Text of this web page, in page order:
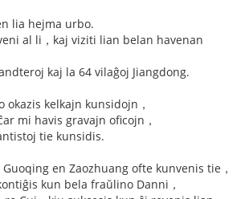
lia hejma urbo.
al li，kaj viziti lian belan havenan
kaj la 64 vilaĝoj Jiangdong.
okazis kelkajn kunsidojn，
mi havis gravajn oficojn，
tie kunsidis.
en Zaozhuang ofte kunvenis tie，
kun bela fraŭlino Danni，